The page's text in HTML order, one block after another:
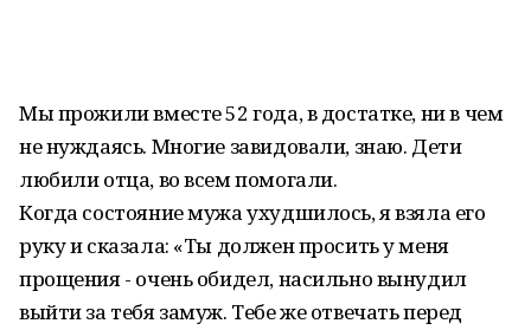
Мы прожили вместе 52 года, в достатке, ни в чем
не нуждаясь. Многие завидовали, знаю. Дети
любили отца, во всем помогали.
Когда состояние мужа ухудшилось, я взяла его
руку и сказала: «Ты должен просить у меня
прощения - очень обидел, насильно вынудил
выйти за тебя замуж. Тебе же отвечать перед